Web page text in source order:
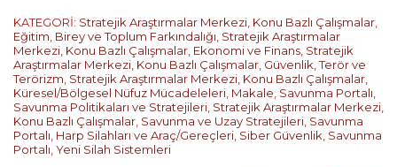
KATEGORİ: Stratejik Araştırmalar Merkezi Konu Bazlı Çalışmalar
Eğitim, Birey ve Toplum Farkındalığı Stratejik Araştırmalar
Merkezi Konu Bazlı Çalışmalar Ekonomi ve Finans Stratejik
Araştırmalar Merkezi Konu Bazlı Çalışmalar Güvenlik, Terör ve
Terörizm Stratejik Araştırmalar Merkezi Konu Bazlı Çalışmalar
Küresel/Bölgesel Nüfuz Mücadeleleri Makale Savunma Portalı
Savunma Politikaları ve Stratejileri Stratejik Araştırmalar Merkezi
Konu Bazlı Çalışmalar Savunma ve Uzay Stratejileri Savunma
Portalı Harp Silahları ve Araç/Gereçleri Siber Güvenlik Savunma
Portalı Yeni Silah Sistemleri